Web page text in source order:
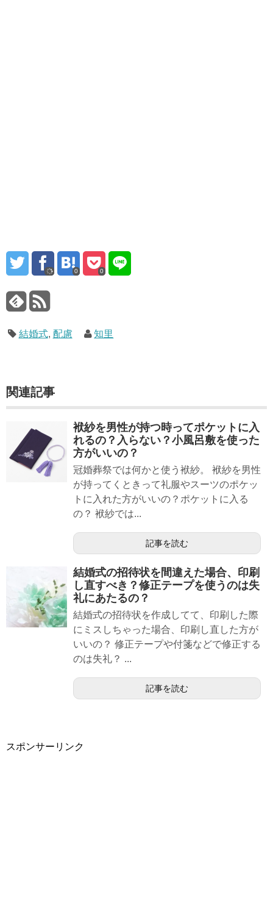
0 0
結婚式, 配慮 知里
関連記事
袱紗を男性が持つ時ってポケットに入
れるの？入らない？小風呂敷を使った
方がいいの？
冠婚葬祭では何かと使う袱紗。 袱紗を男性
が持ってくときって礼服やスーツのポケッ
トに入れた方がいいの？ポケットに入る
の？ 袱紗では...
記事を読む
結婚式の招待状を間違えた場合、印刷
し直すべき？修正テープを使うのは失
礼にあたるの？
結婚式の招待状を作成してて、印刷した際
にミスしちゃった場合、印刷し直した方が
いいの？ 修正テープや付箋などで修正する
のは失礼？ ...
記事を読む
スポンサーリンク